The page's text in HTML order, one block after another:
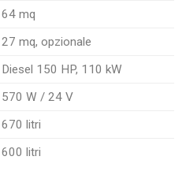
64 mq
27 mq, opzionale
Diesel 150 HP, 110 kW
570 W / 24 V
670 litri
600 litri